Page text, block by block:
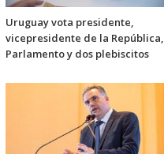
Uruguay vota presidente,
vicepresidente de la República,
Parlamento y dos plebiscitos